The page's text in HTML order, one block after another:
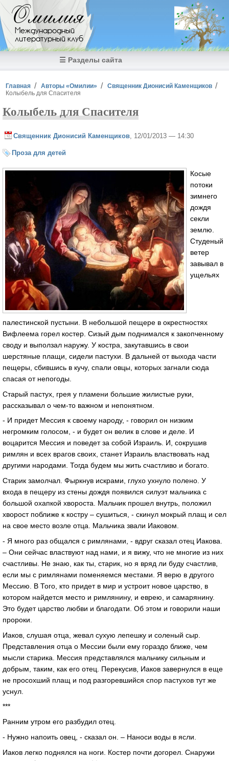
Перейти к основному содержанию
Омилия
Международный
литературный клуб
☰ Разделы сайта
Вы здесь
Главная Авторы «Омилии»
Священник Дионисий Каменщиков
Колыбель для Спасителя
Колыбель для Спасителя
Священник Дионисий Каменщиков , 12/01/2013 — 14:30
Проза для детей
Косые
потоки
зимнего
дождя
секли
землю.
Студеный
ветер
завывал в
ущельях
палестинской пустыни. В небольшой пещере в окрестностях
Вифлеема горел костер. Сизый дым поднимался к закопченному
своду и выползал наружу. У костра, закутавшись в свои
шерстяные плащи, сидели пастухи. В дальней от выхода части
пещеры, сбившись в кучу, спали овцы, которых загнали сюда
спасая от непогоды.
Старый пастух, грея у пламени большие жилистые руки,
рассказывал о чем-то важном и непонятном.
- И придет Мессия к своему народу, - говорил он низким
негромким голосом, - и будет он велик в слове и деле. И
воцарится Мессия и поведет за собой Израиль. И, сокрушив
римлян и всех врагов своих, станет Израиль властвовать над
другими народами. Тогда будем мы жить счастливо и богато.
Старик замолчал. Фыркнув искрами, глухо ухнуло полено. У
входа в пещеру из стены дождя появился силуэт мальчика с
большой охапкой хвороста. Мальчик прошел внутрь, положил
хворост поближе к костру – сушиться, - скинул мокрый плащ и сел
на свое место возле отца. Мальчика звали Иаковом.
- Я много раз общался с римлянами, - вдруг сказал отец Иакова.
– Они сейчас властвуют над нами, и я вижу, что не многие из них
счастливы. Не знаю, как ты, старик, но я вряд ли буду счастлив,
если мы с римлянами поменяемся местами. Я верю в другого
Мессию. В Того, кто придет в мир и устроит новое царство, в
котором найдется место и римлянину, и еврею, и самарянину.
Это будет царство любви и благодати. Об этом и говорили наши
пророки.
Иаков, слушая отца, жевал сухую лепешку и соленый сыр.
Представления отца о Мессии были ему гораздо ближе, чем
мысли старика. Мессия представлялся мальчику сильным и
добрым, таким, как его отец. Перекусив, Иаков завернулся в еще
не просохший плащ и под разгоревшийся спор пастухов тут же
уснул.
***
Ранним утром его разбудил отец.
- Нужно напоить овец, - сказал он. – Наноси воды в ясли.
Иаков легко поднялся на ноги. Костер почти догорел. Снаружи